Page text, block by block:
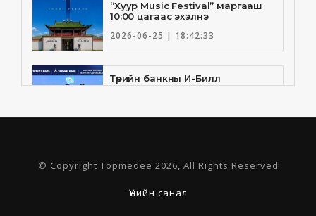
“Хуур Music Festival” маргааш
10:00 цагаас эхэлнэ
2026-06-25 | 18:42:33
Төрийн банкны И-Билл
үйлчилгээнд Голомт банк
2026-06-25 | 9:33:55
Төрийн банк, Санхүү Эдийн
Засгийн Их Сургууль хамтын
шинэчлэн байгууллаа
© Copyright Topmedee 2026, All Rights Reserved
Үнийн санал